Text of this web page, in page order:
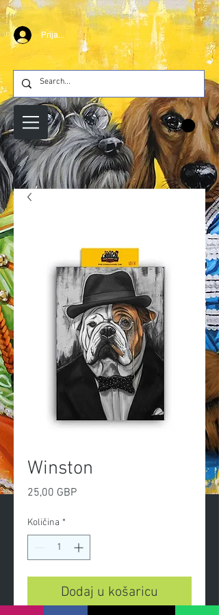
Prijava
Winston
25,00 GBPCijena
Količina *
Dodaj u košaricu